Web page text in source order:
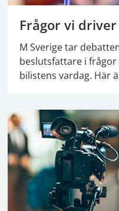
Frågor vi driver
M Sverige tar
beslutsfattare i
bilistens vardag. Här